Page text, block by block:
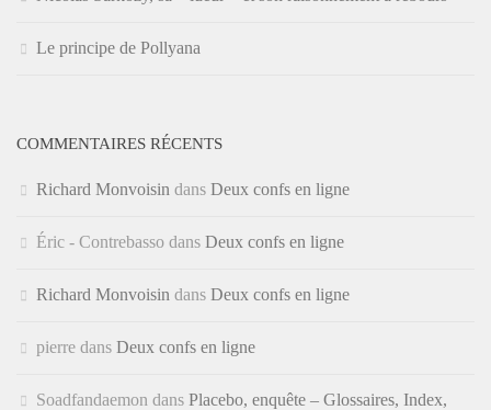
Le principe de Pollyana
COMMENTAIRES RÉCENTS
Richard Monvoisin dans Deux confs en ligne
Éric - Contrebasso dans Deux confs en ligne
Richard Monvoisin dans Deux confs en ligne
pierre dans Deux confs en ligne
Soadfandaemon dans Placebo, enquête – Glossaires, Index,